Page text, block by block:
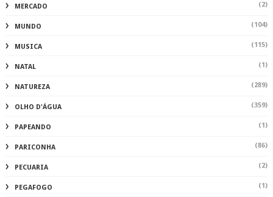
MERCADO (2)
MUNDO (104)
MUSICA (115)
NATAL (1)
NATUREZA (289)
OLHO D'ÁGUA (359)
PAPEANDO (1)
PARICONHA (86)
PECUARIA (2)
PEGAFOGO (1)